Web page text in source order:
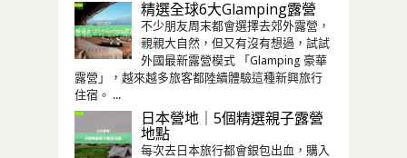
精選全球6大Glamping露營
不少朋友周末都會選擇去郊外露營，
親親大自然，但又有沒有想過，試試
外國最新露營模式 「Glamping 豪華
露營」，越來越多旅客都陸續體驗這種新興旅行
住宿。 ...
日本營地｜5個精選親子露營
地點
每次去日本旅行都會銀包出血，購入